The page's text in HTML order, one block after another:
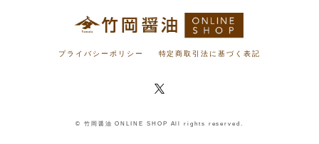
プライバシーポリシー 特定商取引法に基づく表記
© 竹岡醤油 ONLINE SHOP All rights reserved.